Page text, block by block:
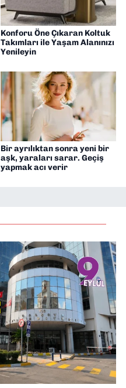
Konforu Öne Çıkaran Koltuk
Takımları ile Yaşam Alanınızı
Yenileyin
Bir ayrılıktan sonra yeni bir
aşk, yaraları sarar. Geçiş
yapmak acı verir